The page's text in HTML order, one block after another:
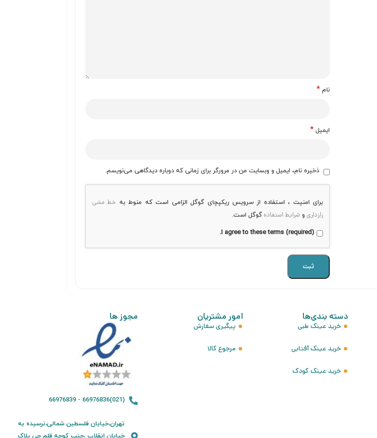
نام *
ایمیل *
ذخیره نام، ایمیل و وبسایت من در مرورگر برای زمانی که دوباره دیدگاهی می‌نویسم.
برای امنیت ، استفاده از سرویس ریکپچای گوگل الزامی است که منوط به خط مشی
رازداری و شرایط استفاده گوگل است.
I agree to these terms (required).
دسته بندی‌ها
خرید عینک طبی
خرید عینک آفتابی
خرید عینک کودک
امور مشتریان
پیگیری سفارش
مرجوع کالا
مجوز ها
(021)66976836 - 66976839
تهران،خیابان فلسطین شمالی،نرسیده به
خیابان انقلاب ،جنب کوچه قلم چی پلاک